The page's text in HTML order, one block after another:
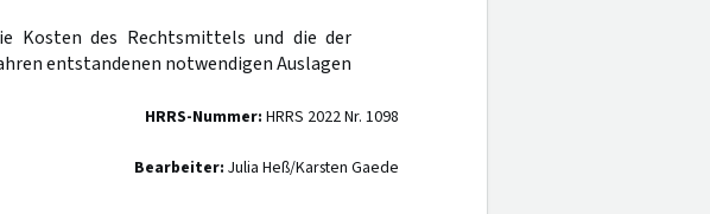
Kosten des Rechtsmittels und die der
entstandenen notwendigen Auslagen
HRRS-Nummer: HRRS 2022 Nr. 1098
Bearbeiter: Julia Heß/Karsten Gaede